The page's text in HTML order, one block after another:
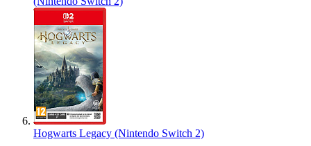
Hogwarts Legacy (Nintendo Switch 2)